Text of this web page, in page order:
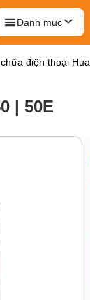
Danh mục
điện thoại
| 50E